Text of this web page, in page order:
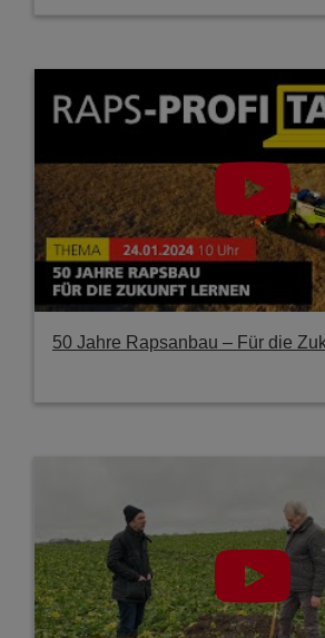
50 Jahre Rapsanbau – Für die